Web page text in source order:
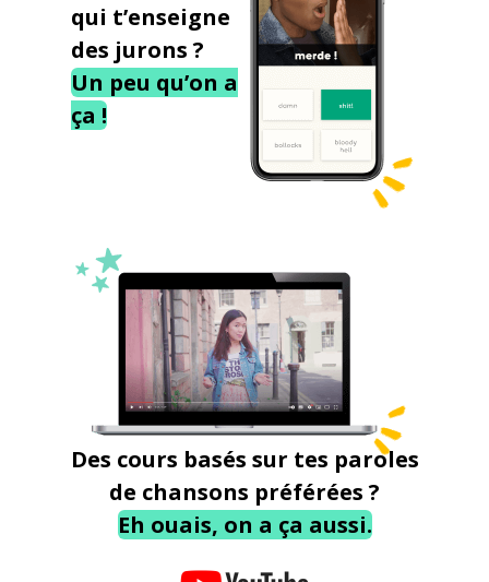
qui t’enseigne
des jurons ?
Un peu qu’on a
ça !
Des cours basés sur tes paroles
de chansons préférées ?
Eh ouais, on a ça aussi.